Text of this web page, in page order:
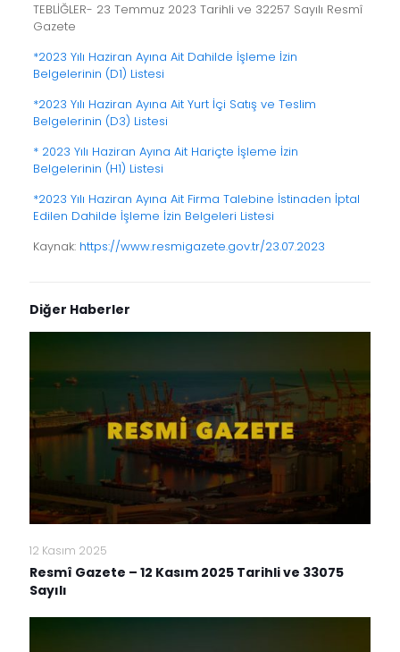
TEBLİĞLER- 23 Temmuz 2023 Tarihli ve 32257 Sayılı Resmî
Gazete
*2023 Yılı Haziran Ayına Ait Dahilde İşleme İzin
Belgelerinin (D1) Listesi
*2023 Yılı Haziran Ayına Ait Yurt İçi Satış ve Teslim
Belgelerinin (D3) Listesi
* 2023 Yılı Haziran Ayına Ait Hariçte İşleme İzin
Belgelerinin (H1) Listesi
*2023 Yılı Haziran Ayına Ait Firma Talebine İstinaden İptal
Edilen Dahilde İşleme İzin Belgeleri Listesi
Kaynak: https://www.resmigazete.gov.tr/23.07.2023
Diğer Haberler
12 Kasım 2025
Resmî Gazete – 12 Kasım 2025 Tarihli ve 33075
Sayılı